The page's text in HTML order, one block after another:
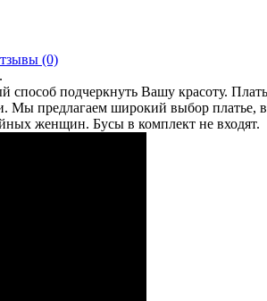
(0)
способ подчеркнуть Вашу красоту.
Мы предлагаем широкий выбор платье,
женщин. Бусы в комплект не входят.